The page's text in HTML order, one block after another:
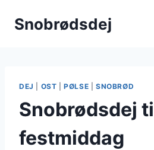
Snobrødsdej
DEJ OST |PØLSE SNOBRØD
Snobrødsdej
festmiddag